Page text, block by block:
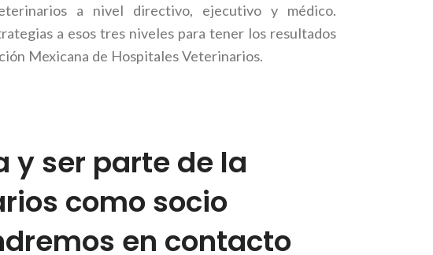
a nivel directivo, ejecutivo y médico.
a esos tres niveles para tener los resultados
Mexicana de Hospitales Veterinarios.
y ser parte de la
como socio
en contacto